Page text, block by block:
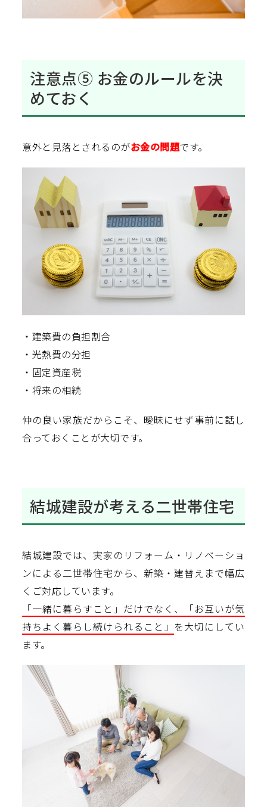
注意点⑤ お金のルールを決
めておく
意外と見落とされるのがお金の問題です。
・建築費の負担割合
・光熱費の分担
・固定資産税
・将来の相続
仲の良い家族だからこそ、曖昧にせず事前に話し
合っておくことが大切です。
結城建設が考える二世帯住宅
結城建設では、実家のリフォーム・リノベーショ
ンによる二世帯住宅から、新築・建替えまで幅広
くご対応しています。
「一緒に暮らすこと」だけでなく、「お互いが気
持ちよく暮らし続けられること」 を大切にしてい
ます。